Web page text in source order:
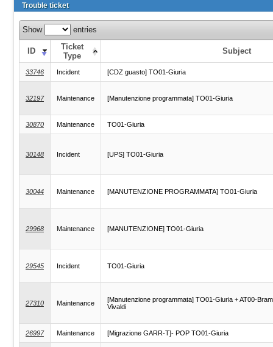
Trouble ticket
Show entries
ID
Ticket
Type
Subject
33746 Incident [CDZ guasto] TO01-Giuria
32197 Maintenance [Manutenzione programmata] TO01-Giuria
30870 Maintenance TO01-Giuria
30148 Incident [UPS] TO01-Giuria
30044 Maintenance [MANUTENZIONE PROGRAMMATA] TO01-Giuria
29968 Maintenance [MANUTENZIONE] TO01-Giuria
29545 Incident TO01-Giuria
27310 Maintenance
[Manutenzione programmata] TO01-Giuria + AT00-
Vivaldi
26997 Maintenance [Migrazione GARR-T]- POP TO01-Giuria